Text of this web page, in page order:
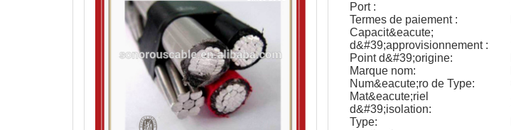
Port :
Termes de paiement :
Capacit&eacute;
d&#39;approvisionnement :
Point d&#39;origine:
Marque nom:
Num&eacute;ro de Type:
Mat&eacute;riel
d&#39;isolation:
Type: